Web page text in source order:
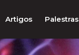
Artigos Palestras